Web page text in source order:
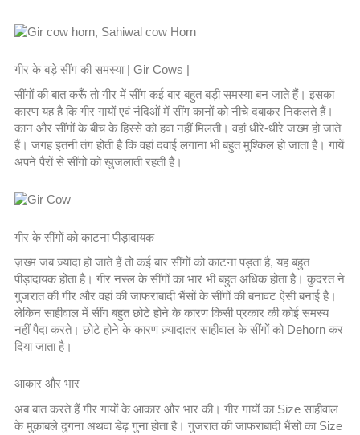
गीर के बड़े सींग की समस्या | Gir Cows |
सींगों की बात करूँ तो गीर में सींग कई बार बहुत बड़ी समस्या बन जाते हैं। इसका
कारण यह है कि गीर गायों एवं नंदिओं में सींग कानों को नीचे दबाकर निकलते हैं।
कान और सींगों के बीच के हिस्से को हवा नहीं मिलती। वहां धीरे-धीरे जख्म हो जाते
हैं। जगह इतनी तंग होती है कि वहां दवाई लगाना भी बहुत मुश्किल हो जाता है। गायें
अपने पैरों से सींगो को खुजलाती रहती हैं।
गीर के सींगों को काटना पीड़ादायक
ज़ख्म जब ज़्यादा हो जाते हैं तो कई बार सींगों को काटना पड़ता है, यह बहुत
पीड़ादायक होता है। गीर नस्ल के सींगों का भार भी बहुत अधिक होता है। कुदरत ने
गुजरात की गीर और वहां की जाफराबादी भैंसों के सींगों की बनावट ऐसी बनाई है।
लेकिन साहीवाल में सींग बहुत छोटे होने के कारण किसी प्रकार की कोई समस्य
नहीं पैदा करते। छोटे होने के कारण ज़्यादातर साहीवाल के सींगों को Dehorn कर
दिया जाता है।
आकार और भार
अब बात करते हैं गीर गायों के आकार और भार की। गीर गायों का Size साहीवाल
के मुक़ाबले दुगना अथवा डेढ़ गुना होता है। गुजरात की जाफराबादी भैंसों का Size